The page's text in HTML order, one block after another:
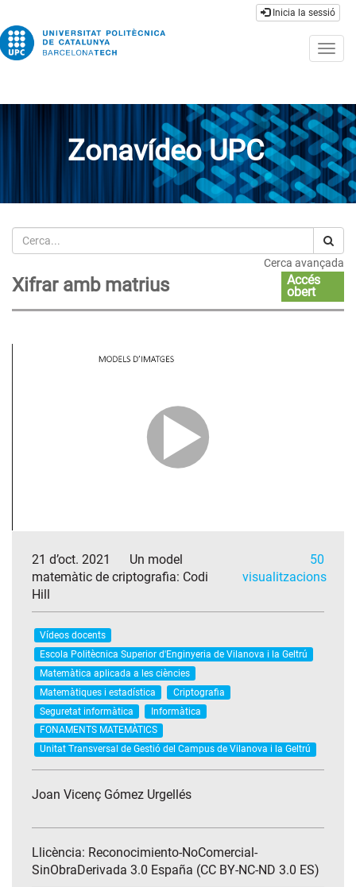
Inicia la sessió
Zonavídeo UPC
Cerca
Cerca avançada
Xifrar amb matrius
Accés
obert
21 d’oct. 2021
Un model
matemàtic de criptografia: Codi
Hill
50
visualitzacions
Vídeos docents
Escola Politècnica Superior d'Enginyeria de Vilanova i la Geltrú
Matemàtica aplicada a les ciències
Matemàtiques i estadística
Criptografia
Seguretat informàtica
Informàtica
FONAMENTS MATEMÀTICS
Unitat Transversal de Gestió del Campus de Vilanova i la Geltrú
Joan Vicenç Gómez Urgellés
Llicència: Reconocimiento-NoComercial-
SinObraDerivada 3.0 España (CC BY-NC-ND 3.0 ES)